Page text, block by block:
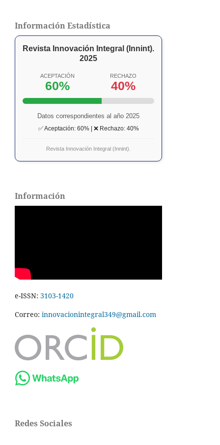
Información Estadística
Revista Innovación Integral (Innint).
2025
ACEPTACIÓN
60%
RECHAZO
40%
Datos correspondientes al año 2025
✅ Aceptación: 60% | ❌ Rechazo: 40%
Revista Innovación Integral (Innint).
Información
e-ISSN: 3103-1420
Correo: innovacionintegral349@gmail.com
Redes Sociales